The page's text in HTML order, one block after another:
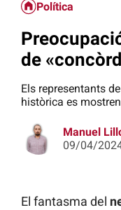
Política
de
Els representants
històrica es
Manuel
09/04/
El fantasma del